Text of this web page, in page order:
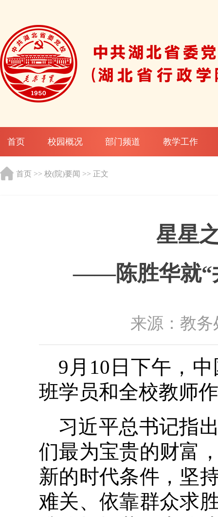
首页 校园概况 部门频道 教学工作
首页 >> 校(院)要闻 >> 正文
星星
——陈胜华就“
来源：教
9月10日下午，
班学员和全校教师
习近平总书记指
们最为宝贵的财富
新的时代条件，坚
难关、依靠群众求